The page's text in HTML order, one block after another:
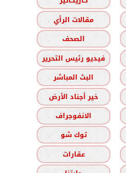
مقالات الرأي
الصحف
فيديو رئيس التحرير
البث المباشر
خير أجناد الأرض
الانفوجراف
توك شو
عقارات